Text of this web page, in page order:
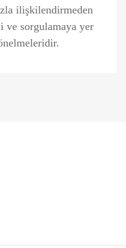
ilişkilendirmeden
ve sorgulamaya yer